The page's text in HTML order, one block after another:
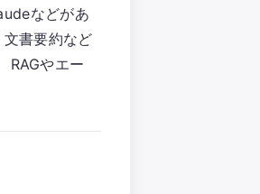
などがあ
書要約など
RAGやエー